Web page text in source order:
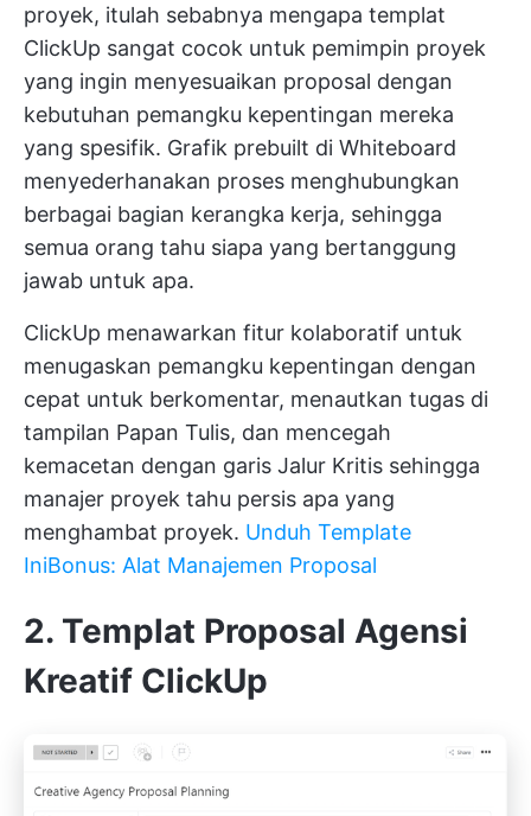
proyek, itulah sebabnya mengapa templat
ClickUp sangat cocok untuk pemimpin proyek
yang ingin menyesuaikan proposal dengan
kebutuhan pemangku kepentingan mereka
yang spesifik. Grafik prebuilt di Whiteboard
menyederhanakan proses menghubungkan
berbagai bagian kerangka kerja, sehingga
semua orang tahu siapa yang bertanggung
jawab untuk apa.
ClickUp menawarkan fitur kolaboratif untuk
menugaskan pemangku kepentingan dengan
cepat untuk berkomentar, menautkan tugas di
tampilan Papan Tulis, dan mencegah
kemacetan dengan garis Jalur Kritis sehingga
manajer proyek tahu persis apa yang
menghambat proyek. Unduh Template
IniBonus: Alat Manajemen Proposal
2. Templat Proposal Agensi
Kreatif ClickUp